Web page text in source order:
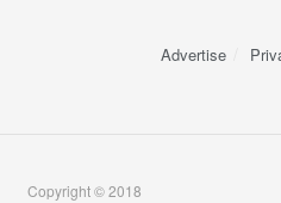
Advertise
Copyright © 2018